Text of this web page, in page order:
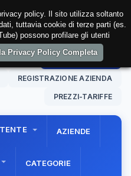
AREA RISERVATA
REGISTRAZIONE AZIENDA
PREZZI-TARIFFE
AZIENDE
CATEGORIE
policy. Il sito utilizza soltanto
tuttavia cookie di terze parti (es.
possono profilare gli utenti
Privacy Policy Completa